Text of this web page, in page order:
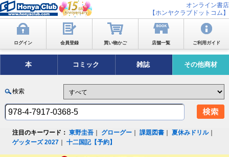
オンライン書店
【ホンヤクラブドットコム】
ログイン 会員登録 買い物かご 店舗一覧 ご利用ガイド
本 コミック 雑誌 その他商材
検索
注目のキーワード： 東野圭吾 グローグー ｜課題図書 ｜夏休みドリル｜
ゲッターズ 2027 ｜十二国記【予約】